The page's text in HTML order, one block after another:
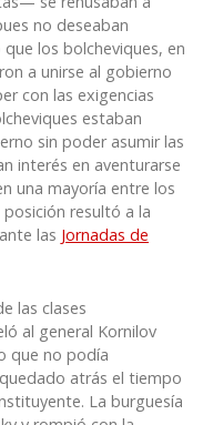
no deseaban
los bolcheviques, en
a unirse al gobierno
con las exigencias
estaban
sin poder asumir las
interés en aventurarse
una mayoría entre los
resultó a la
las Jornadas de
las clases
al general Kornilov
que no podía
atrás el tiempo
La burguesía